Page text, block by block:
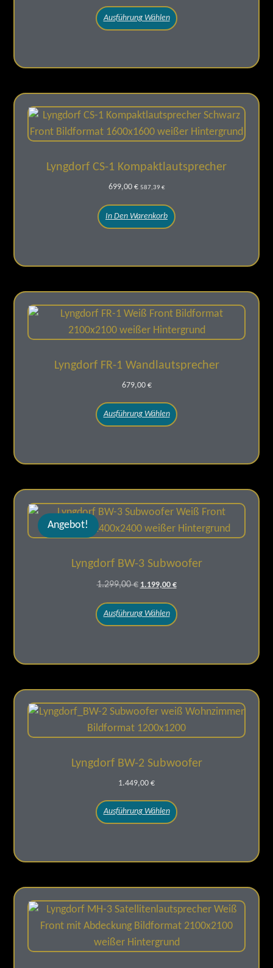
Ausführung Wählen
Lyngdorf CS-1 Kompaktlautsprecher
699,00 € 587,39 €
In Den Warenkorb
Lyngdorf FR-1 Wandlautsprecher
679,00 €
Ausführung Wählen
Angebot!
Lyngdorf BW-3 Subwoofer
1.299,00€ 1.199,00 €
Ausführung Wählen
Lyngdorf BW-2 Subwoofer
1.449,00 €
Ausführung Wählen